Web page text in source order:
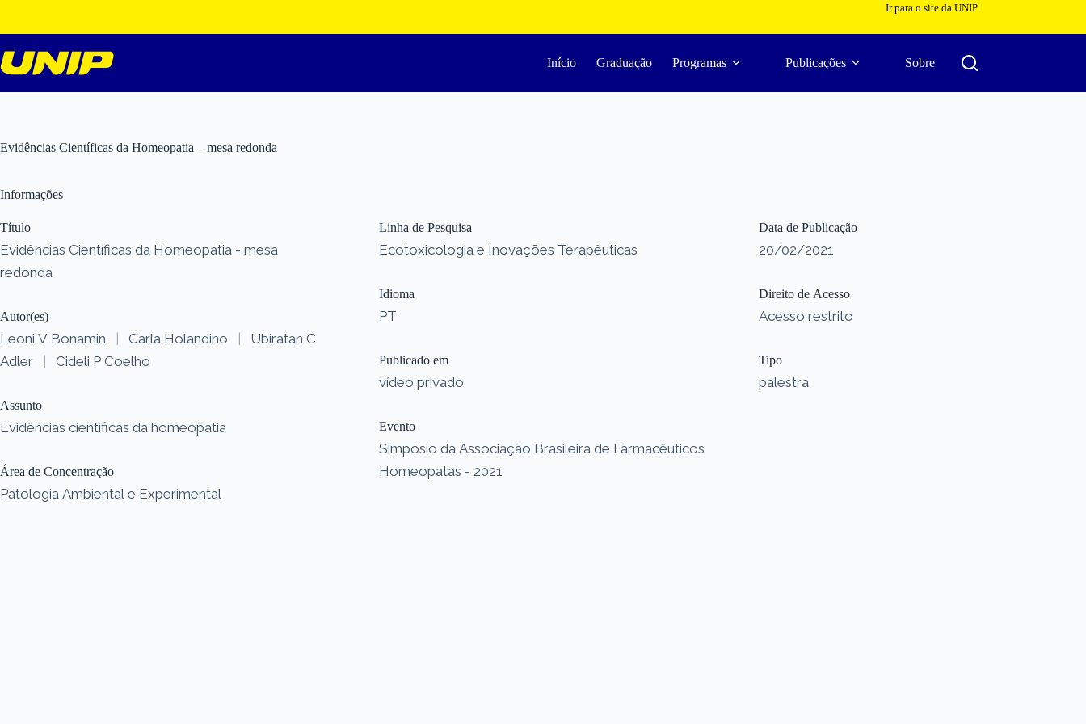
o
conteúdo
Ir para o site da UNIP
Início Graduação Programas Publicações Sobre
Evidências Científicas da Homeopatia – mesa redonda
Informações
Título
Evidências Científicas da Homeopatia - mesa
redonda
Autor(es)
Leoni V Bonamin | Carla Holandino |
Ubiratan C
Adler
| Cideli P Coelho
Assunto
Evidências científicas da homeopatia
Área de Concentração
Patologia Ambiental e Experimental
Linha de Pesquisa
Ecotoxicologia e Inovações Terapêuticas
Idioma
PT
Publicado em
vídeo privado
Evento
Simpósio da Associação Brasileira de Farmacêuticos
Homeopatas - 2021
Data de Publicação
20/02/2021
Direito de Acesso
Acesso restrito
Tipo
palestra